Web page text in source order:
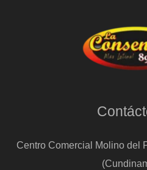
Centro Comercial Molino del